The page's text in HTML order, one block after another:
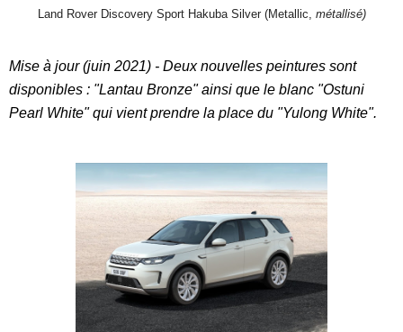
Land Rover Discovery Sport Hakuba Silver (Metallic, métallisé)
Mise à jour (juin 2021) - Deux nouvelles peintures sont
disponibles : "Lantau Bronze" ainsi que le blanc "Ostuni
Pearl White" qui vient prendre la place du "Yulong White".